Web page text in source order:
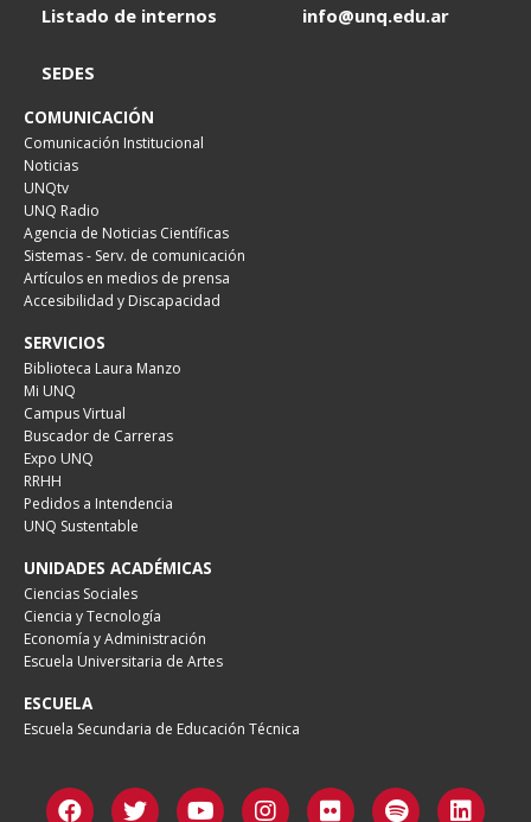
Listado de internos
info@unq.edu.ar
SEDES
COMUNICACIÓN
Comunicación Institucional
Noticias
UNQtv
UNQ Radio
Agencia de Noticias Científicas
Sistemas - Serv. de comunicación
Artículos en medios de prensa
Accesibilidad y Discapacidad
SERVICIOS
Biblioteca Laura Manzo
Mi UNQ
Campus Virtual
Buscador de Carreras
Expo UNQ
RRHH
Pedidos a Intendencia
UNQ Sustentable
UNIDADES ACADÉMICAS
Ciencias Sociales
Ciencia y Tecnología
Economía y Administración
Escuela Universitaria de Artes
ESCUELA
Escuela Secundaria de Educación Técnica